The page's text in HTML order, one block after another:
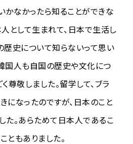
かなかったら知ることができな
人として生まれて、日本で生活し
歴史について知らないって思い
国人も自国の歴史や文化につ
尊敬しました。留学して、ブラ
になったのですが、日本のこと
た。あらためて日本人であるこ
ともありました。